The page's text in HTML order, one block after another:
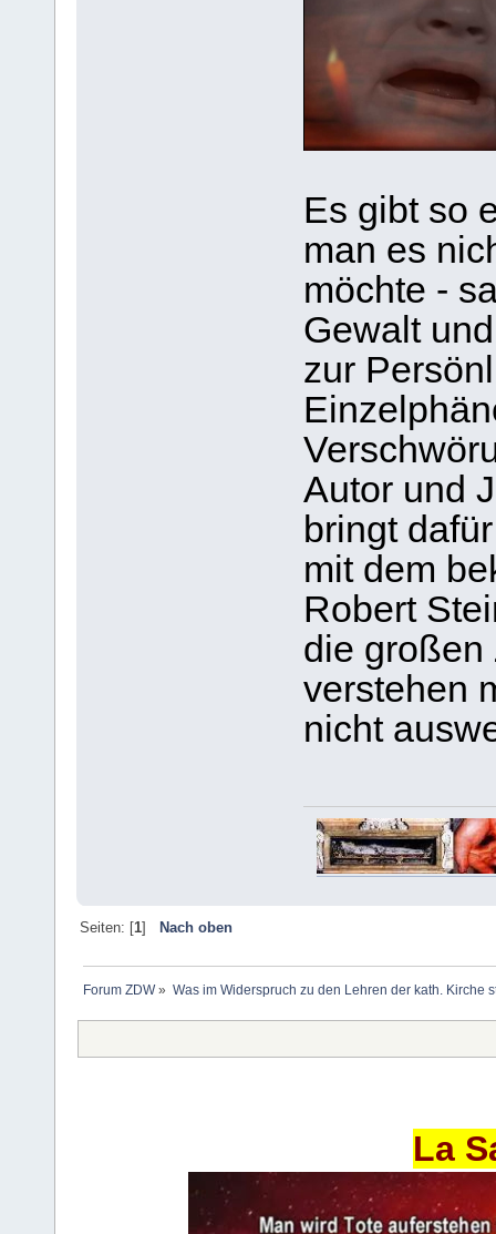
Es gibt so
man es
möchte -
Gewalt
zur
Autor und
bringt
mit dem
Robert
die großen
verstehen
nicht
Seiten: [1] Nach oben
Forum ZDW» Was im Widerspruch zu den Lehren der kath. Kirche
La